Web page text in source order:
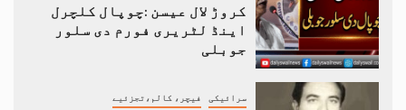
کروڑ لال عیسن :چوپال کلچرل
اینڈ لٹریری فورم دی سلور
جوبلی
سرائیکی فیچر، کالم،تجزئیے